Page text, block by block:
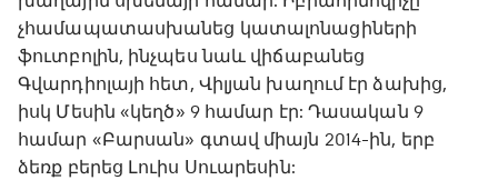
չհամապատասխանեց կատալոնացիների
ֆուտբոլին, ինչպես նաև վիճաբանեց
Գվարդիոլայի հետ, Վիլյան խաղում էր ձախից,
իսկ Մեսին «կեղծ» 9 համար էր: Դասական 9
համար «Բարսան» գտավ միայն 2014-ին, երբ
ձեռք բերեց Լուիս Սուարեսին: